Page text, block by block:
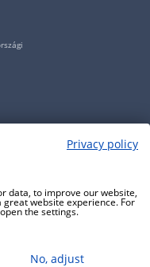
Privacy policy
data, to improve our website,
website experience. For
the settings.
No, adjust